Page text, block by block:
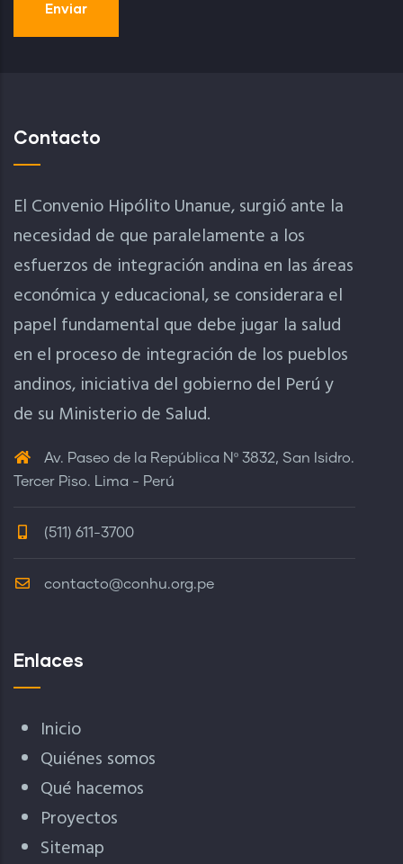
Contacto
El Convenio Hipólito Unanue, surgió ante la
necesidad de que paralelamente a los
esfuerzos de integración andina en las áreas
económica y educacional, se considerara el
papel fundamental que debe jugar la salud
en el proceso de integración de los pueblos
andinos, iniciativa del gobierno del Perú y
de su Ministerio de Salud.
Av. Paseo de la República Nº 3832, San Isidro.
Tercer Piso. Lima - Perú
(511) 611-3700
contacto@conhu.org.pe
Enlaces
Inicio
Quiénes somos
Qué hacemos
Proyectos
Sitemap